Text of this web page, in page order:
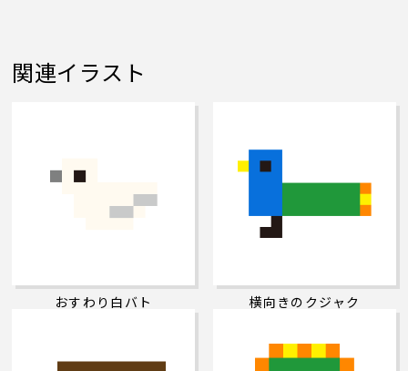
関連イラスト
おすわり白バト 横向きのクジャク